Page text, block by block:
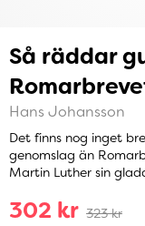
Så räddar
Hans Johansson
Det finns nog inget
genomslag än
Martin Luther sin
302 kr 323 kr